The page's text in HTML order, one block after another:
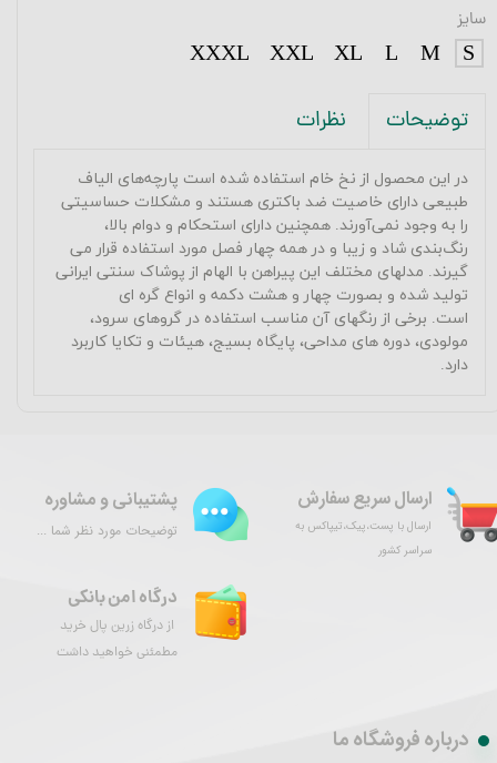
سایز
S
M
L
XL
XXL
XXXL
توضیحات نظرات
در این محصول از نخ خام استفاده شده است پارچه‌های الیاف
طبیعی دارای خاصیت ضد باکتری هستند و مشکلات حساسیتی
را به وجود نمی‌آورند. همچنین دارای استحکام و دوام بالا،
رنگ‌بندی شاد و زیبا و در همه چهار فصل مورد استفاده قرار می
گیرند. مدلهای مختلف این پیراهن با الهام از پوشاک سنتی ایرانی
تولید شده و بصورت چهار و هشت دکمه و انواع گره ای
است. برخی از رنگهای آن مناسب استفاده در گروهای سرود،
مولودی، دوره های مداحی، پایگاه بسیج، هیئات و تکایا کاربرد
دارد.
ارسال سریع سفارش
ارسال با پست،پیک،تیپاکس به
سراسر کشور
درگاه امن بانکی
از درگاه زرین پال خرید
مطمئنی خواهید داشت
پشتیبانی و مشاوره
توضیحات مورد نظر شما ...
درباره فروشگاه ما